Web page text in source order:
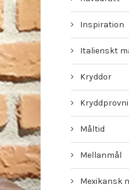
Inspiration
Italienskt
Kryddor
Måltid
Mellanmål
Mexikansk